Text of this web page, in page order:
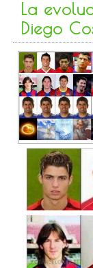
La
Diego